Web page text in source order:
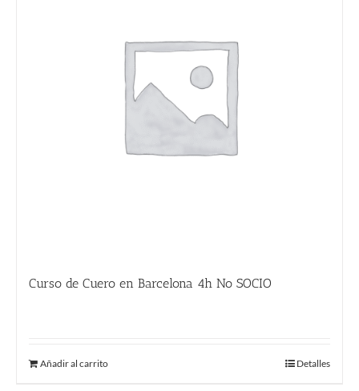
Curso de Cuero en Barcelona 4h No SOCIO
Añadir al carrito Detalles